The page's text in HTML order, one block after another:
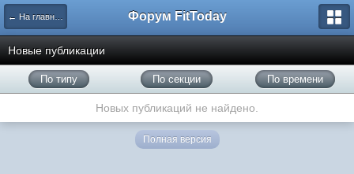
← На главную Форум FitToday
Новые публикации
По типу По секции По времени
Новых публикаций не найдено.
Полная версия